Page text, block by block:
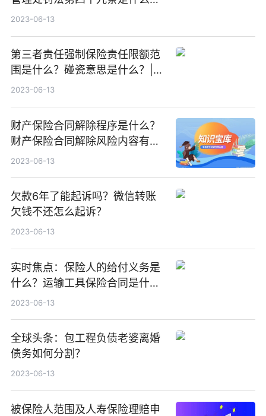
故意损坏财物会被怎么处罚？
2023-06-13
第三者责任强制保险责任限额范
围是什么？碰瓷意思是什么？|世
界快资讯
2023-06-13
财产保险合同解除程序是什么？
财产保险合同解除风险内容有哪
些？-重点聚焦
2023-06-13
欠款6年了能起诉吗？微信转账
欠钱不还怎么起诉？
2023-06-13
实时焦点：保险人的给付义务是
什么？运输工具保险合同是什
么？
2023-06-13
全球头条：包工程负债老婆离婚
债务如何分割？
2023-06-13
被保险人范围及人寿保险理赔申